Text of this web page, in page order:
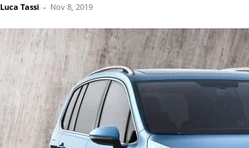
Luca Tassi - Nov 8, 2019